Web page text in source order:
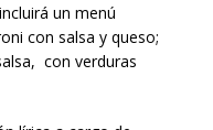
un menú
con salsa y queso;
con verduras